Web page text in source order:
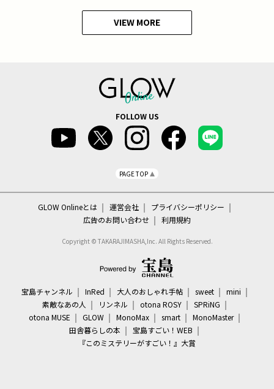
VIEW MORE
FOLLOW US
PAGE TOP
GLOW Onlineとは 運営会社
プライバシーポリシー
広告のお問い合わせ
利用規約
Copyright © TAKARAJIMASHA,Inc. All Rights Reserved.
宝島チャンネル InRed 大人のおしゃれ手帖 sweet
mini
素敵なあの人
リンネル otona ROSY
SPRiNG
otona MUSE
GLOW MonoMax smart
MonoMaster
田舎暮らしの本
宝島すごい！WEB
『このミステリーがすごい！』大賞